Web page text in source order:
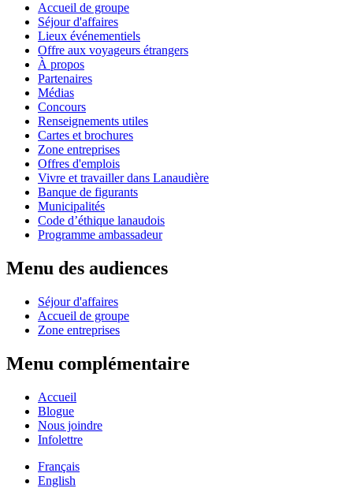
Accueil de groupe
Séjour d'affaires
Lieux événementiels
Offre aux voyageurs étrangers
À propos
Partenaires
Médias
Concours
Renseignements utiles
Cartes et brochures
Zone entreprises
Offres d'emplois
Vivre et travailler dans Lanaudière
Banque de figurants
Municipalités
Code d’éthique lanaudois
Programme ambassadeur
Menu des audiences
Séjour d'affaires
Accueil de groupe
Zone entreprises
Menu complémentaire
Accueil
Blogue
Nous joindre
Infolettre
Français
English